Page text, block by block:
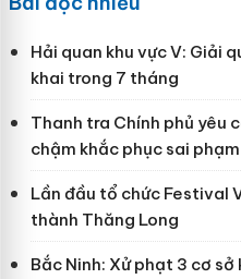
Hải quan khu vực V: Giải
khai trong 7 tháng
Thanh tra Chính phủ yêu
chậm khắc phục sai phạm
Lần đầu tổ chức Festival
thành Thăng Long
Bắc Ninh: Xử phạt 3 cơ